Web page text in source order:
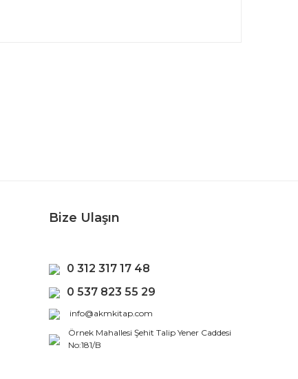
Bize Ulaşın
0 312 317 17 48
0 537 823 55 29
info@akmkitap.com
Örnek Mahallesi Şehit Talip Yener Caddesi
No:181/B